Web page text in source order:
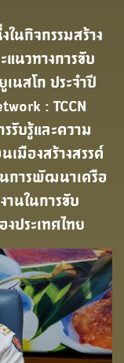
นกิจกรรมสร้าง
แนวทางการขับ
นสโก ประจำปี
: TCCN
รับรู้และความ
มืองสร้างสรรค์
นการพัฒนาเครือ
นในการขับ
ประเทศไทย